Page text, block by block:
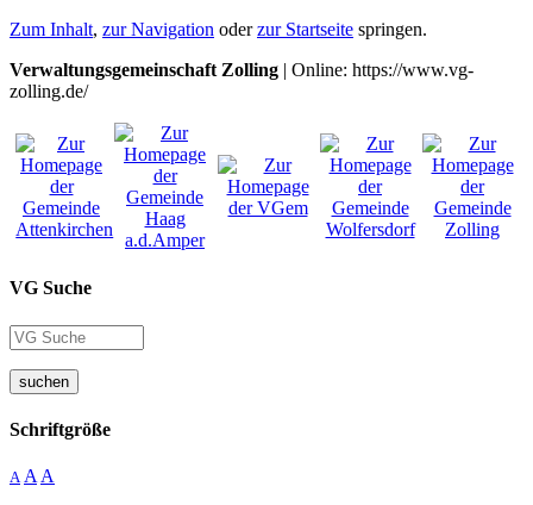
Zum Inhalt, zur Navigation oderzur Startseite springen.
Verwaltungsgemeinschaft Zolling | Online: https://www.vg-
zolling.de/
VG Suche
suchen
Schriftgröße
A A A